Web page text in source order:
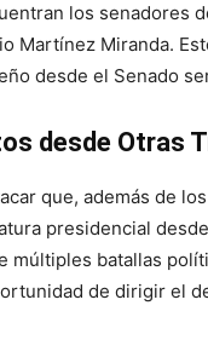
los senadores
Martínez Miranda.
desde el Senado
desde Otras
que, además de
presidencial
múltiples batallas
de dirigir el